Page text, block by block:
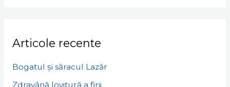
Articole recente
Bogatul și săracul Lazăr
Zdravănă lovitură a firii